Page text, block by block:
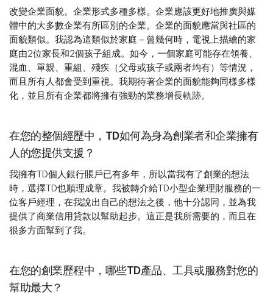
改變企業面貌。企業形式多種多樣。企業應該更好地推廣與媒
體中的大多數企業有所區別的企業。企業的面貌應當與社區的
面貌類似。我認為這類似於家庭－曾幾何時，電視上描繪的家
庭由2位家長和2個孩子組成。如今，一個家庭可能存在領養、
混血、單親、重組、殘疾（父母或孩子或兩者均有）等情況，
而且所有人都會受到重視。我期待著企業的面貌能夠同樣多樣
化，並且所有企業都將擁有強勁的業務增長軌跡。
在您的整個經歷中，TD如何為身為創業者和企業擁有
人的您提供支援？
我擁有TD個人銀行賬戶已有多年，所以當我有了創業的想法
時，選擇TD也順理成章。我被轉介給TD小型企業理財服務的一
位客戶經理，在我說出自己的想法之後，他十分認同，並為我
提供了商業信用貸款以幫助起步。這正是我所需要的，而且在
很多方面幫到了我。
在您的創業歷程中，哪些TD產品、工具或服務對您的
幫助最大？